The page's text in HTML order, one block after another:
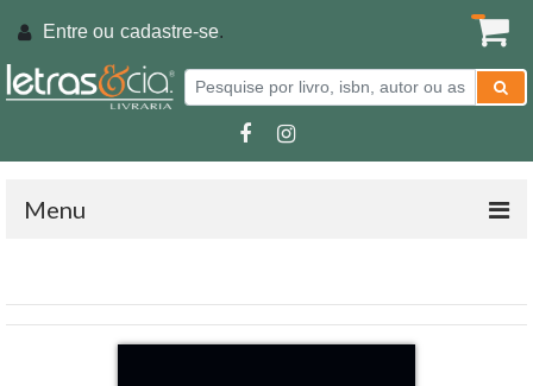
Entre ou cadastre-se.
Menu